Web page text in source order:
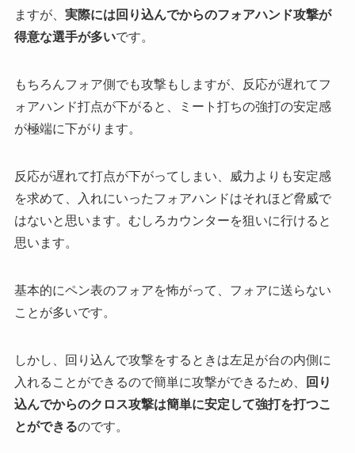
ますが、 実際には回り込んでからのフォアハンド攻撃が
得意な選手が多いです。
もちろんフォア側でも攻撃もしますが、反応が遅れてフ
ォアハンド打点が下がると、ミート打ちの強打の安定感
が極端に下がります。
反応が遅れて打点が下がってしまい、威力よりも安定感
を求めて、入れにいったフォアハンドはそれほど脅威で
はないと思います。むしろカウンターを狙いに行けると
思います。
基本的にペン表のフォアを怖がって、フォアに送らない
ことが多いです。
しかし、回り込んで攻撃をするときは左足が台の内側に
入れることができるので簡単に攻撃ができるため、
回り
込んでからのクロス攻撃は簡単に安定して強打を打つこ
とができるのです。